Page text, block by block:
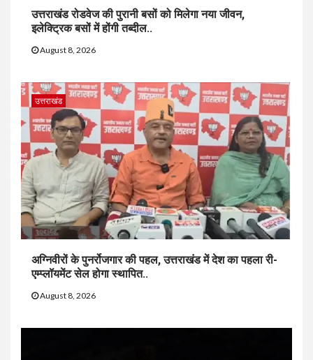
उत्तराखंड रोडवेज की पुरानी बसों को मिलेगा नया जीवन,
इलेक्ट्रिक बसों में होंगी तब्दील..
August 8, 2026
उत्तराखंड
अग्निवीरों के पुनर्रोजगार की पहल, उत्तराखंड में देश का पहला री-
एम्प्लॉयमेंट सेल होगा स्थापित..
August 8, 2026